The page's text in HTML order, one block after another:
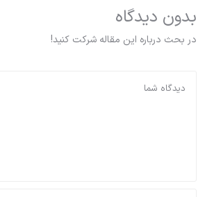
بدون دیدگاه
در بحث درباره این مقاله شرکت کنید!